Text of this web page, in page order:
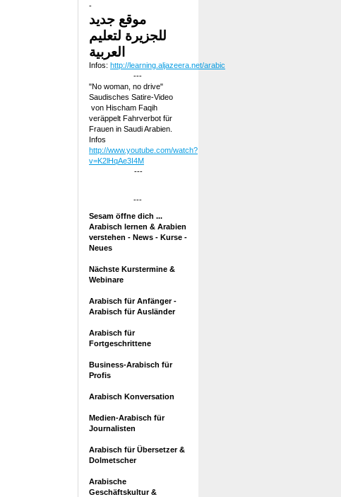
-
موقع جديد
للجزيرة لتعليم
العربية
Infos: http://learning.aljazeera.net/arabic
---
"No woman, no drive"
Saudisches Satire-Video
von Hischam Faqih
veräppelt Fahrverbot für
Frauen in Saudi Arabien.
Infos
http://www.youtube.com/watch?
v=K2lHqAe3I4M
---
---
Sesam öffne dich ...
Arabisch lernen & Arabien
verstehen - News - Kurse -
Neues
Nächste Kurstermine &
Webinare
Arabisch für Anfänger -
Arabisch für Ausländer
Arabisch für
Fortgeschrittene
Business-Arabisch für
Profis
Arabisch Konversation
Medien-Arabisch für
Journalisten
Arabisch für Übersetzer &
Dolmetscher
Arabische
Geschäftskultur &